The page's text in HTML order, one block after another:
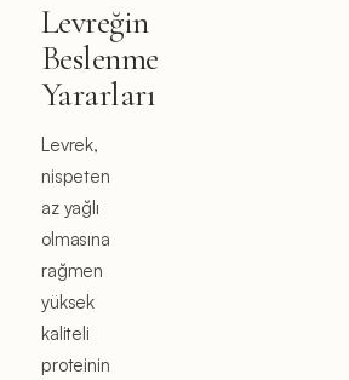
Levreğin
Beslenme
Yararları
Levrek,
nispeten
az yağlı
olmasına
rağmen
yüksek
kaliteli
proteinin